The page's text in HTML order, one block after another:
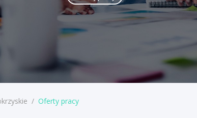
/ Oferty pracy